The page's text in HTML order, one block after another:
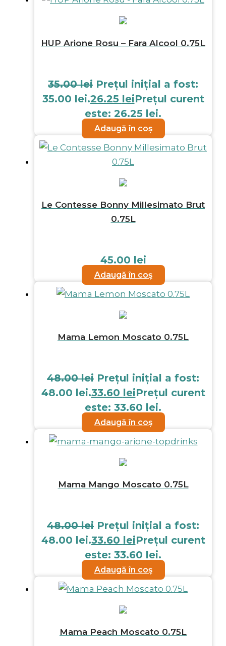
HUP Arione Rosu – Fara Alcool 0.75L
35.00lei Prețul inițial a fost:
35.00 lei.26.25 leiPrețul curent
este: 26.25 lei.
Adaugă în coș
Le Contesse Bonny Millesimato Brut
0.75L
45.00 lei
Adaugă în coș
Mama Lemon Moscato 0.75L
48.00lei Prețul inițial a fost:
48.00 lei.33.60 leiPrețul curent
este: 33.60 lei.
Adaugă în coș
Mama Mango Moscato 0.75L
48.00lei Prețul inițial a fost:
48.00 lei.33.60 leiPrețul curent
este: 33.60 lei.
Adaugă în coș
Mama Peach Moscato 0.75L